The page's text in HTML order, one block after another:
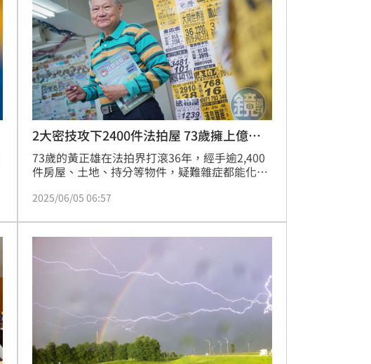
2大密技攻下2400件法拍屋 73歲擁上億身
價
73歲的黃正雄在法拍界打滾36年，經手逾2,400
件房屋、土地、持分等物件，疑難雜症都能化
懼法院、法官，不敢投入法拍市場，其實越少人
要選對行業且有利可圖，才能致富，而房地產行
業中，法拍屋的起拍價是市價打6～8折，價差空
間大，多年來他看準黃金地段、逢低買進，拚出
上億身價。
2025/06/05 06:57